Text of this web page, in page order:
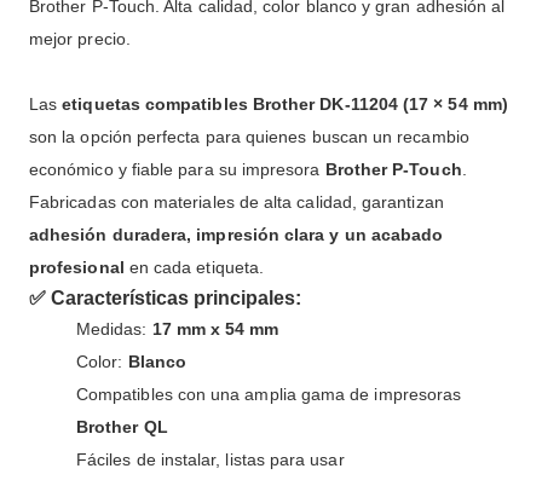
Brother P-Touch. Alta calidad, color blanco y gran adhesión al
mejor precio.
Lasetiquetas compatibles Brother DK-11204 (17 × 54 mm)
son la opción perfecta para quienes buscan un recambio
económico y fiable para su impresora Brother P-Touch
Fabricadas con materiales de alta calidad, garantizan
adhesión duradera, impresión clara y un acabado
profesional en cada etiqueta.
✅ Características principales:
Medidas: 17 mm x 54 mm
Color: Blanco
Compatibles con una amplia gama de impresoras
Brother QL
Fáciles de instalar, listas para usar